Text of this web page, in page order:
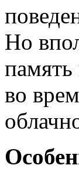
Но
память
во